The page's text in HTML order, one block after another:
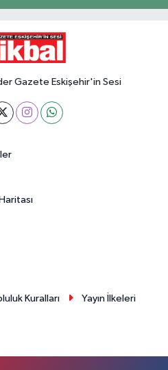
Gazete Eskişehir'in Sesi
Kuralları
Yayın İlkeleri